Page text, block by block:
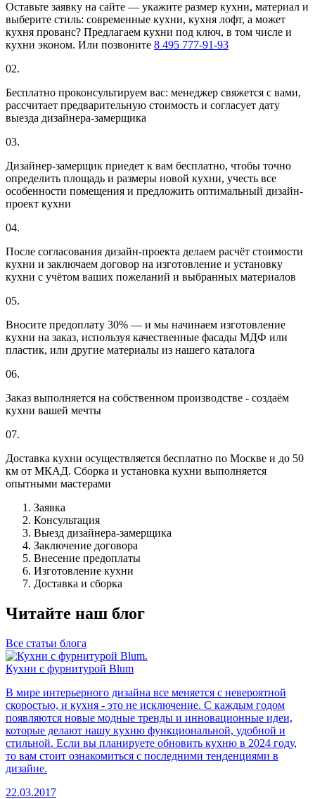
Оставьте заявку на сайте — укажите размер кухни, материал и
выберите стиль: современные кухни, кухня лофт, а может
кухня прованс? Предлагаем кухни под ключ, в том числе и
кухни эконом. Или позвоните 8 495 777-91-93
02.
Бесплатно проконсультируем вас: менеджер свяжется с вами,
рассчитает предварительную стоимость и согласует дату
выезда дизайнера-замерщика
03.
Дизайнер-замерщик приедет к вам бесплатно, чтобы точно
определить площадь и размеры новой кухни, учесть все
особенности помещения и предложить оптимальный дизайн-
проект кухни
04.
После согласования дизайн-проекта делаем расчёт стоимости
кухни и заключаем договор на изготовление и установку
кухни с учётом ваших пожеланий и выбранных материалов
05.
Вносите предоплату 30% — и мы начинаем изготовление
кухни на заказ, используя качественные фасады МДФ или
пластик, или другие материалы из нашего каталога
06.
Заказ выполняется на собственном производстве - создаём
кухни вашей мечты
07.
Доставка кухни осуществляется бесплатно по Москве и до 50
км от МКАД. Сборка и установка кухни выполняется
опытными мастерами
Заявка
Консультация
Выезд дизайнера-замерщика
Заключение договора
Внесение предоплаты
Изготовление кухни
Доставка и сборка
Читайте наш блог
Все статьи блога
Кухни с фурнитурой Blum
В мире интерьерного дизайна все меняется с невероятной
скоростью, и кухня - это не исключение. С каждым годом
появляются новые модные тренды и инновационные идеи,
которые делают нашу кухню функциональной, удобной и
стильной. Если вы планируете обновить кухню в 2024 году,
то вам стоит ознакомиться с последними тенденциями в
дизайне.
22.03.2017